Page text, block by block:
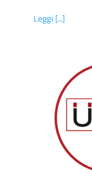
Leggi [...]